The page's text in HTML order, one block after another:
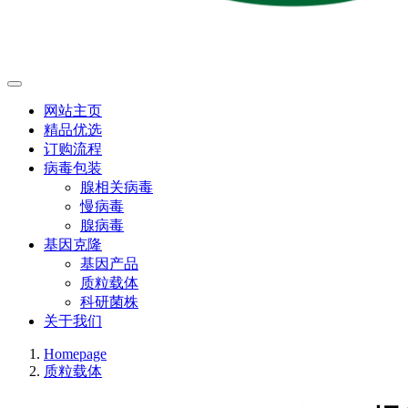
网站主页
精品优选
订购流程
病毒包装
腺相关病毒
慢病毒
腺病毒
基因克隆
基因产品
质粒载体
科研菌株
关于我们
Homepage
质粒载体